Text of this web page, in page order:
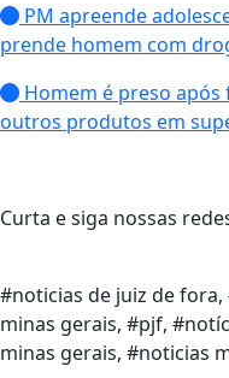
PM apreende
prende homem com
Homem é preso
outros produtos em
Curta e siga nossas
#noticias de juiz de
minas gerais, #pjf,
minas gerais, #noticias